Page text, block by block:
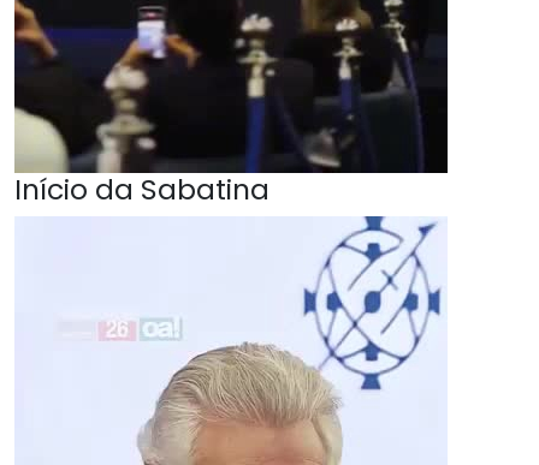
Início da Sabatina